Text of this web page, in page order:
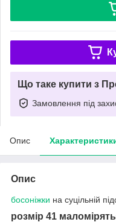
Що таке купити з
Замовлення під
Опис
Опис
босоніжки на суцільній
розмір 41